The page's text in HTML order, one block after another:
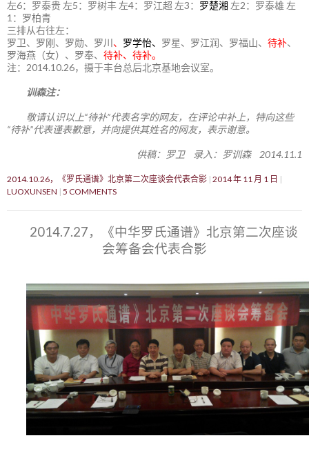
左6：罗泰贵 左5：罗树丰 左4：罗江超 左3： 罗楚湘 左2：罗泰雄 左
1：罗柏青
三排从右往左：
罗卫、罗刚、罗勋、罗川 、 罗学怡、 罗星、罗江润、罗福山、 待补、
罗海燕（女）、罗奉、 待补、待补。
注：2014.10.26，摄于丰台总后北京基地会议室。
训森注：
敬请认识以上“待补”代表名字的网友，在评论中补上，特向这些
“待补”代表谨表歉意，并向提供其姓名的网友，表示谢意。
供稿：罗卫 录入：罗训森 2014.11.1
2014.10.26，《罗氏通谱》北京第二次座谈会代表合影 2014 年 11 月 1 日
LUOXUNSEN 5 COMMENTS
2014.7.27，《中华罗氏通谱》北京第二次座谈
会筹备会代表合影